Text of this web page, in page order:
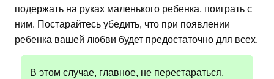
подержать на руках маленького ребенка, поиграть с
ним. Постарайтесь убедить, что при появлении
ребенка вашей любви будет предостаточно для всех.
В этом случае, главное, не перестараться,